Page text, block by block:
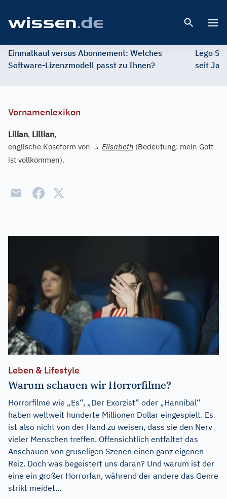
Einmalkauf versus Abonnement: Welches
Software-Lizenzmodell passt zu Ihnen?
Lego
seit
Vornamenlexikon
Lilian, Lillian,
englische Koseform von → Elisabeth (Bedeutung: mein Gott
ist vollkommen).
Leben & Lifestyle
Warum schauen wir Horrorfilme?
Horrorfilme wie „Es“, „Der Exorzist“ oder „Hannibal“
haben weltweit hunderte Millionen Dollar eingespielt. Es
ist also nicht von der Hand zu weisen, dass sie den Nerv
vieler Menschen treffen. Offensichtlich entfaltet das
Anschauen von gruseligen Szenen einen ganz eigenen
Reiz. Doch was begeistert uns daran? Und warum ist der
eine ein großer Horrorfan, während der andere das Genre
strikt meidet...